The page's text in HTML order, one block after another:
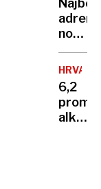
človek,
ki je
stal
za
sina
Lionela
Najbolj
na
svetu?
400
nad
tlemi
6,2